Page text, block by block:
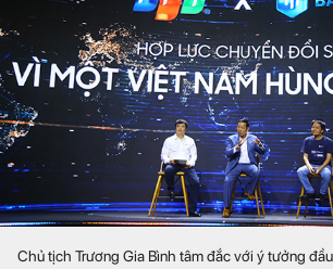
Chủ tịch Trương Gia Bình tâm đắc với ý tưởng